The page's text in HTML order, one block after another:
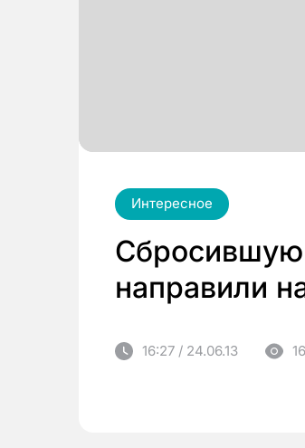
Интересное
Сбросившую
направили
16:27 / 24.06.13